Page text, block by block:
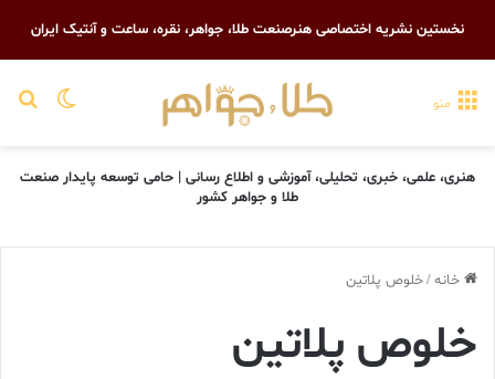
نخستین نشریه اختصاصی هنرصنعت طلا، جواهر، نقره، ساعت و آنتیک ایران
تغییر منو
هنری، علمی، خبری، تحلیلی، آموزشی و اطلاع رسانی | حامی توسعه پایدار صنعت
طلا و جواهر کشور
خانه/خلوص پلاتین
خلوص پلاتین